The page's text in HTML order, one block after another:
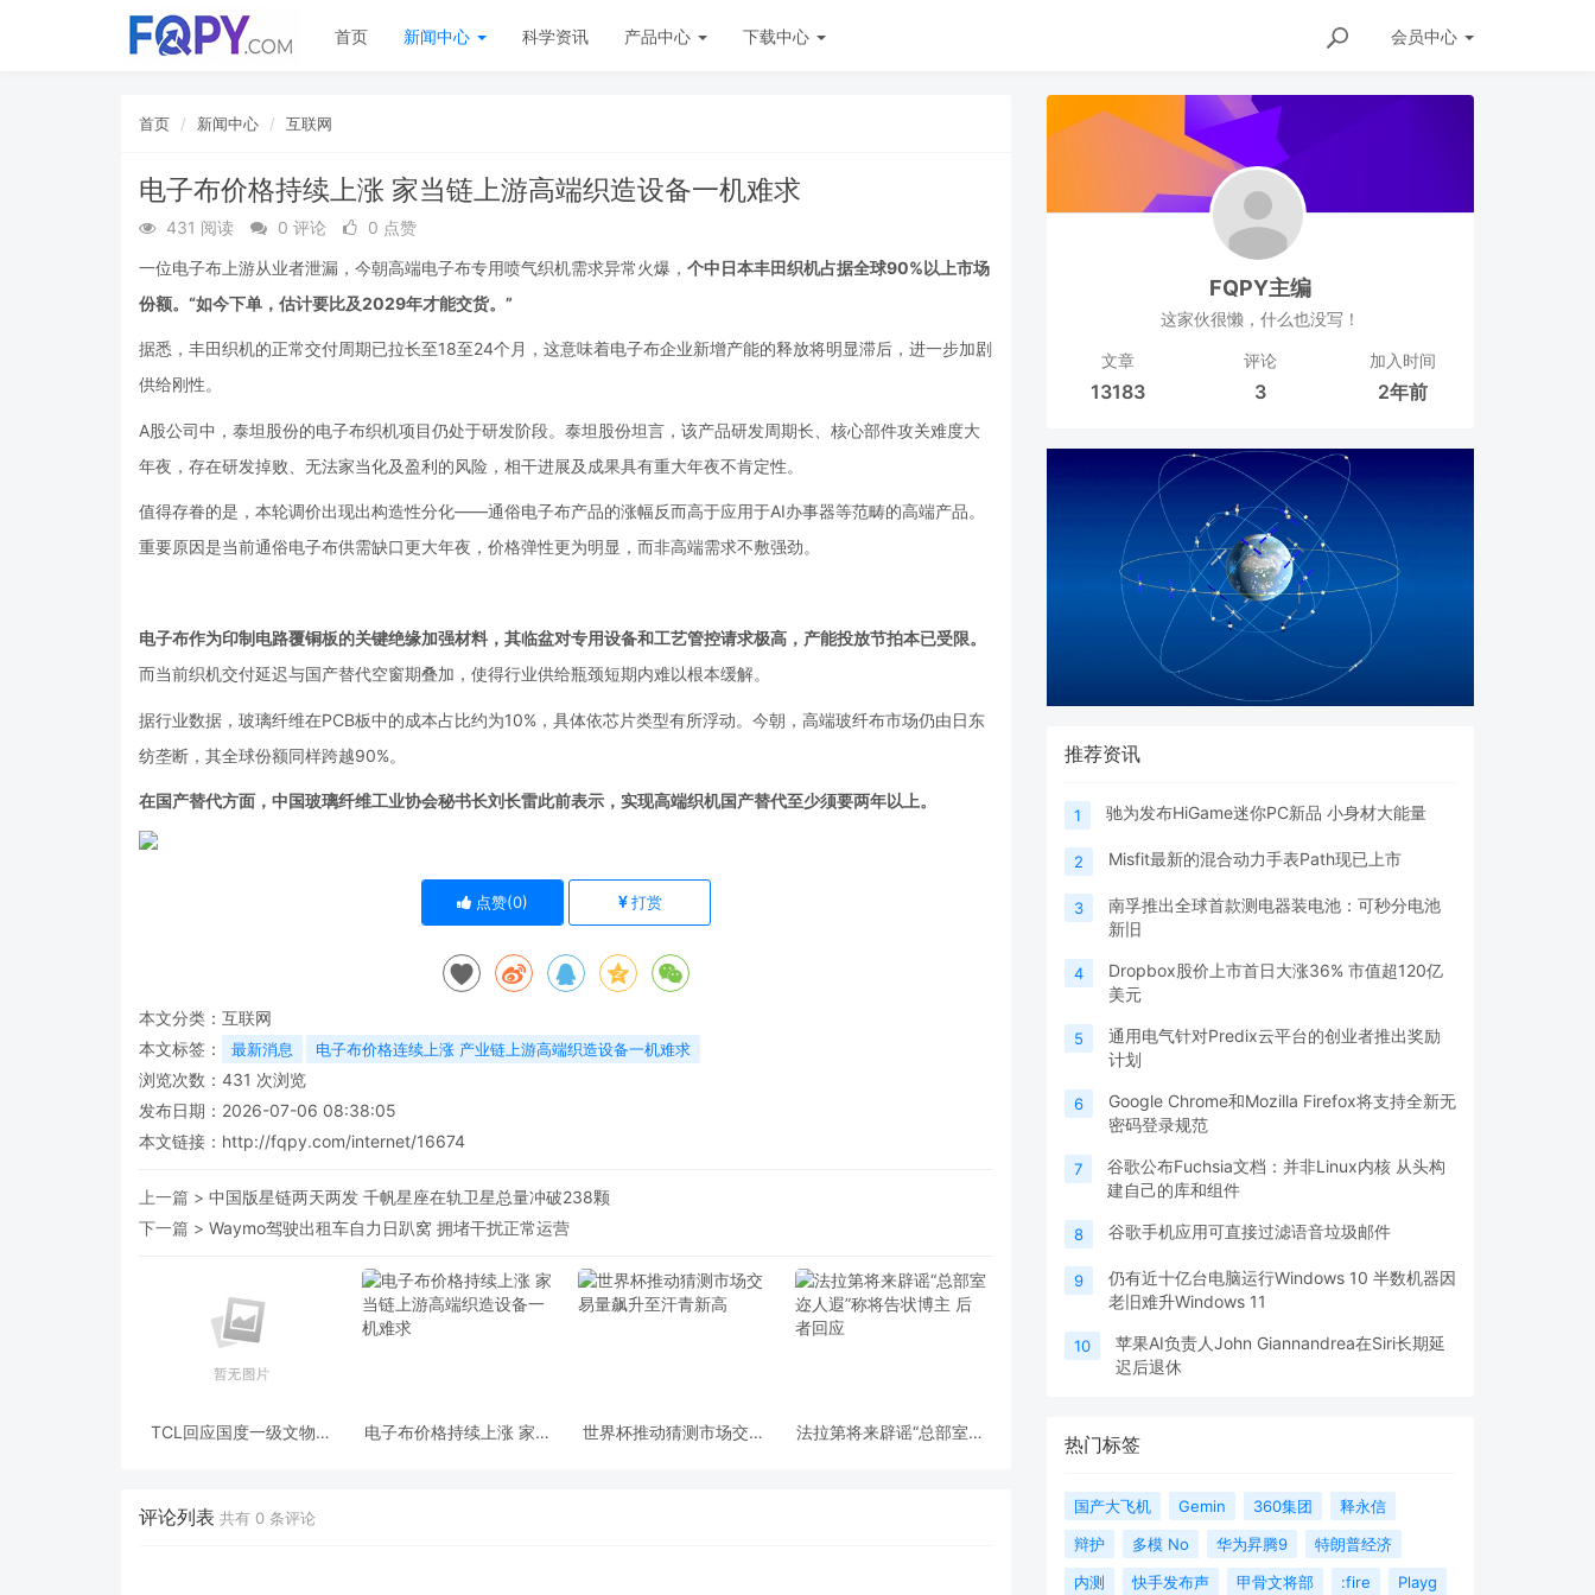
会员中心
首页 新闻中心 科学资讯 产品中心 下载中心
首页 新闻中心 互联网
电子布价格持续上涨 家当链上游高端织造设备一机难求
431 阅读 0 评论
0 点赞
一位电子布上游从业者泄漏，今朝高端电子布专用喷气织机需求异常火爆， 个中日本丰田织机占据全球90%以上市场
份额。“如今下单，估计要比及2029年才能交货。”
据悉，丰田织机的正常交付周期已拉长至18至24个月，这意味着电子布企业新增产能的释放将明显滞后，进一步加剧
供给刚性。
A股公司中，泰坦股份的电子布织机项目仍处于研发阶段。泰坦股份坦言，该产品研发周期长、核心部件攻关难度大
年夜，存在研发掉败、无法家当化及盈利的风险，相干进展及成果具有重大年夜不肯定性。
值得存眷的是，本轮调价出现出构造性分化——通俗电子布产品的涨幅反而高于应用于AI办事器等范畴的高端产品。
重要原因是当前通俗电子布供需缺口更大年夜，价格弹性更为明显，而非高端需求不敷强劲。
电子布作为印制电路覆铜板的关键绝缘加强材料，其临盆对专用设备和工艺管控请求极高，产能投放节拍本已受限。
而当前织机交付延迟与国产替代空窗期叠加，使得行业供给瓶颈短期内难以根本缓解。
据行业数据，玻璃纤维在PCB板中的成本占比约为10%，具体依芯片类型有所浮动。今朝，高端玻纤布市场仍由日东
纺垄断，其全球份额同样跨越90%。
在国产替代方面，中国玻璃纤维工业协会秘书长刘长雷此前表示，实现高端织机国产替代至少须要两年以上。
点赞(0) 打赏
本文分类： 互联网
本文标签：
最新消息 电子布价格连续上涨 产业链上游高端织造设备一机难求
浏览次数： 431 次浏览
发布日期：2026-07-06 08:38:05
本文链接： http://fqpy.com/internet/16674
上一篇 > 中国版星链两天两发 千帆星座在轨卫星总量冲破238颗
下一篇 > Waymo驾驶出租车自力日趴窝 拥堵干扰正常运营
TCL回应国度一级文物现
电子布价格持续上涨 家当
世界杯推动猜测市场交易
法拉第将来辟谣“总部室迩
评论列表 共有 0 条评论
FQPY主编
这家伙很懒，什么也没写！
文章
13183
评论
3
加入时间
2年前
推荐资讯
1 驰为发布HiGame迷你PC新品 小身材大能量
2 Misfit最新的混合动力手表Path现已上市
3
南孚推出全球首款测电器装电池：可秒分电池
新旧
4
Dropbox股价上市首日大涨36% 市值超120亿
美元
5
通用电气针对Predix云平台的创业者推出奖励
计划
6
Google Chrome和Mozilla Firefox将支持全新无
密码登录规范
7
谷歌公布Fuchsia文档：并非Linux内核 从头构
建自己的库和组件
8 谷歌手机应用可直接过滤语音垃圾邮件
9
仍有近十亿台电脑运行Windows 10 半数机器因
老旧难升Windows 11
10
苹果AI负责人John Giannandrea在Siri长期延
迟后退休
热门标签
国产大飞机 Gemin 360集团
释永信
辩护
多模 No 华为昇腾9
特朗普经济
内测
快手发布声 甲骨文将部 :fire Playg